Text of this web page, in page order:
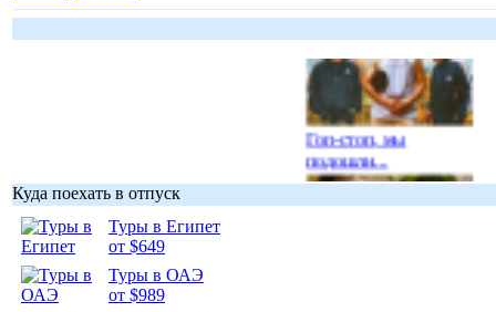
Гоп-стоп, мы
подошли...
Куда поехать в отпуск
Туры в Египет
от $649
Туры в ОАЭ
от $989